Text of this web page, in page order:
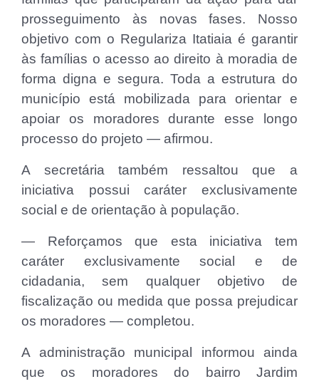
prosseguimento às novas fases. Nosso
objetivo com o Regulariza Itatiaia é garantir
às famílias o acesso ao direito à moradia de
forma digna e segura. Toda a estrutura do
município está mobilizada para orientar e
apoiar os moradores durante esse longo
processo do projeto — afirmou.
A secretária também ressaltou que a
iniciativa possui caráter exclusivamente
social e de orientação à população.
— Reforçamos que esta iniciativa tem
caráter exclusivamente social e de
cidadania, sem qualquer objetivo de
fiscalização ou medida que possa prejudicar
os moradores — completou.
A administração municipal informou ainda
que os moradores do bairro Jardim